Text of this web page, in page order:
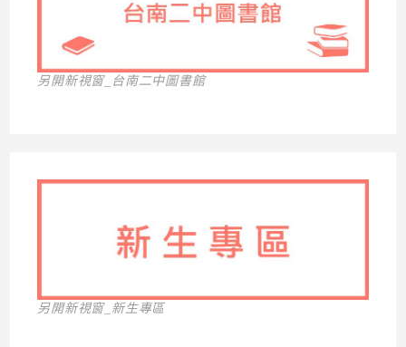
另開新視窗_台南二中圖書館
另開新視窗_新生專區